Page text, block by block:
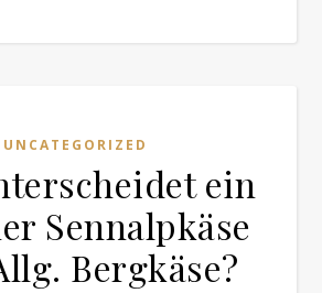
UNCATEGORIZED
ein
Sennalpkäse
Bergkäse?